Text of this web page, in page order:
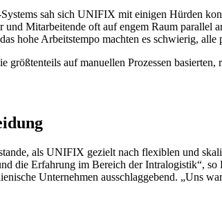
sah sich UNIFIX mit einigen Hürden
Mitarbeitende oft auf engem Raum
hohe Arbeitstempo machten es schwierig,
größtenteils auf manuellen Prozessen
als UNIFIX gezielt nach flexiblen und
die Erfahrung im Bereich der Intralogistik“,
Unternehmen ausschlaggebend. „Uns